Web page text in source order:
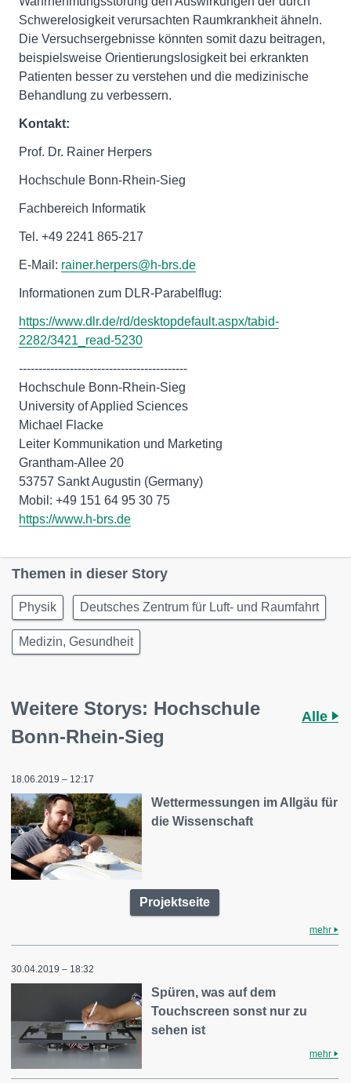
Schwerelosigkeit verursachten Raumkrankheit ähneln.
Die Versuchsergebnisse könnten somit dazu beitragen,
beispielsweise Orientierungslosigkeit bei erkrankten
Patienten besser zu verstehen und die medizinische
Behandlung zu verbessern.
Kontakt:
Prof. Dr. Rainer Herpers
Hochschule Bonn-Rhein-Sieg
Fachbereich Informatik
Tel. +49 2241 865-217
E-Mail: rainer.herpers@h-brs.de
Informationen zum DLR-Parabelflug:
https://www.dlr.de/rd/desktopdefault.aspx/tabid-
2282/3421_read-5230
-------------------------------------------
Hochschule Bonn-Rhein-Sieg
University of Applied Sciences
Michael Flacke
Leiter Kommunikation und Marketing
Grantham-Allee 20
53757 Sankt Augustin (Germany)
https://www.h-brs.de
Themen in dieser Story
Physik Deutsches Zentrum für Luft- und Raumfahrt
Medizin, Gesundheit
Weitere Storys: Hochschule
Bonn-Rhein-Sieg
Alle
18.06.2019 – 12:17
Wettermessungen im Allgäu für
die Wissenschaft
Projektseite
mehr
30.04.2019 – 18:32
Spüren, was auf dem
Touchscreen sonst nur zu
sehen ist
mehr